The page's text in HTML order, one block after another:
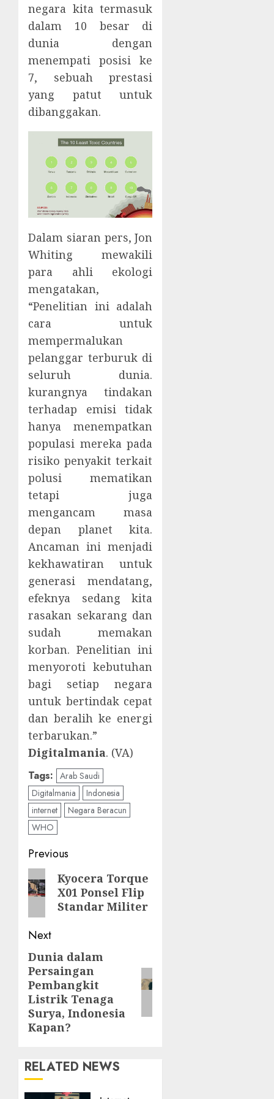
negara kita termasuk
dalam 10 besar di
dunia dengan
menempati posisi ke
7, sebuah prestasi
yang patut untuk
dibanggakan.
Dalam siaran pers, Jon
Whiting mewakili
para ahli ekologi
mengatakan,
“Penelitian ini adalah
cara untuk
mempermalukan
pelanggar terburuk di
seluruh dunia.
kurangnya tindakan
terhadap emisi tidak
hanya menempatkan
populasi mereka pada
risiko penyakit terkait
polusi mematikan
tetapi juga
mengancam masa
depan planet kita.
Ancaman ini menjadi
kekhawatiran untuk
generasi mendatang,
efeknya sedang kita
rasakan sekarang dan
sudah memakan
korban. Penelitian ini
menyoroti kebutuhan
bagi setiap negara
untuk bertindak cepat
dan beralih ke energi
terbarukan.”
Digitalmania. (VA)
Tags: Arab Saudi
Digitalmania
Indonesia
internet
Negara Beracun
WHO
Post
navigation
Previous
Previous
post:
Kyocera Torque
X01 Ponsel Flip
Standar Militer
Next
Next
post:
Dunia dalam
Persaingan
Pembangkit
Listrik Tenaga
Surya, Indonesia
Kapan?
RELATED NEWS